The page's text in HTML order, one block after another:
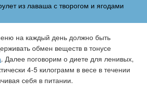
из лаваша с творогом и ягодами
на каждый день должно быть
обмен веществ в тонусе
. Далее поговорим о диете для ленивых,
4-5 килограмм в весе в течении
себя в питании.